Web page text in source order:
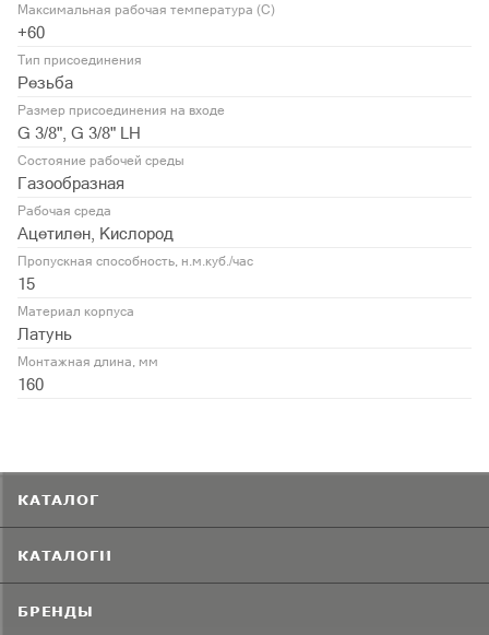
Максимальная рабочая температура (С)
+60
Тип присоединения
Резьба
Размер присоединения на входе
G 3/8", G 3/8" LH
Состояние рабочей среды
Газообразная
Рабочая среда
Ацетилен, Кислород
Пропускная способность, н.м.куб./час
15
Материал корпуса
Латунь
Монтажная длина, мм
160
КАТАЛОГ
КАТАЛОГИ
БРЕНДЫ